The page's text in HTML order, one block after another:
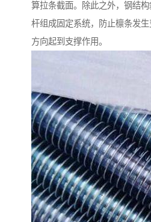
算拉条截面。除此之外，钢结
杆组成固定系统，防止檩条发
方向起到支撑作用。